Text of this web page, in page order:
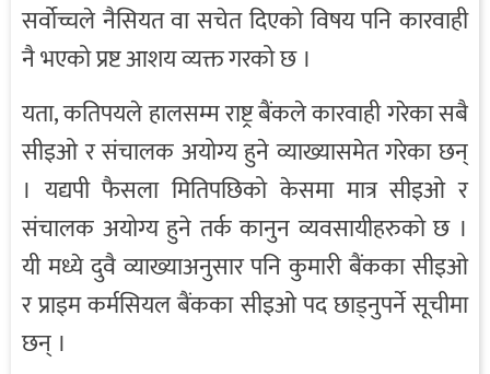
सर्वोच्चले नैसियत वा सचेत दिएको विषय पनि कारवाही
नै भएको प्रष्ट आशय व्यक्त गरको छ ।
यता, कतिपयले हालसम्म राष्ट्र बैंकले कारवाही गरेका सबै
सीइओ र संचालक अयोग्य हुने व्याख्यासमेत गरेका छन्
। यद्यपी फैसला मितिपछिको केसमा मात्र सीइओ र
संचालक अयोग्य हुने तर्क कानुन व्यवसायीहरुको छ ।
यी मध्ये दुवै व्याख्याअनुसार पनि कुमारी बैंकका सीइओ
र प्राइम कर्मसियल बैंकका सीइओ पद छाड्नुपर्ने सूचीमा
छन् ।